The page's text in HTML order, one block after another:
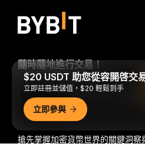
搶先掌握加密貨幣世界的關鍵洞
隨時隨地進行交易！
Download Bybit
$20 USDT 助您從容開啓交
立即註冊並儲值，$20 輕鬆到手
立即參與